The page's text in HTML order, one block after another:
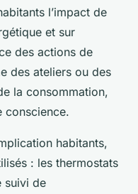
l’impact de
et sur
des actions de
des ateliers ou des
la consommation,
conscience.
habitants,
: les thermostats
suivi de